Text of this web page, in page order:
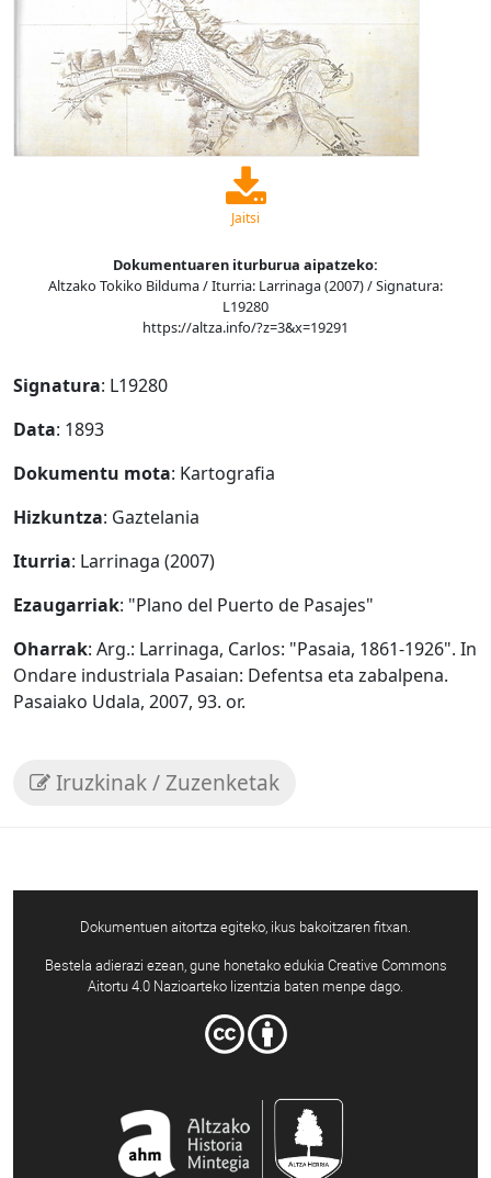
Jaitsi
Dokumentuaren iturburua aipatzeko:
Altzako Tokiko Bilduma / Iturria: Larrinaga (2007) / Signatura:
L19280
https://altza.info/?z=3&x=19291
Signatura: L19280
Data: 1893
Dokumentu mota: Kartografia
Hizkuntza: Gaztelania
Iturria: Larrinaga (2007)
Ezaugarriak: "Plano del Puerto de Pasajes"
Oharrak: Arg.: Larrinaga, Carlos: "Pasaia, 1861-1926". In
Ondare industriala Pasaian: Defentsa eta zabalpena.
Pasaiako Udala, 2007, 93. or.
Iruzkinak / Zuzenketak
Dokumentuen aitortza egiteko, ikus bakoitzaren fitxan.
Bestela adierazi ezean, gune honetako edukia Creative Commons
Aitortu 4.0 Nazioarteko lizentzia baten menpe dago.